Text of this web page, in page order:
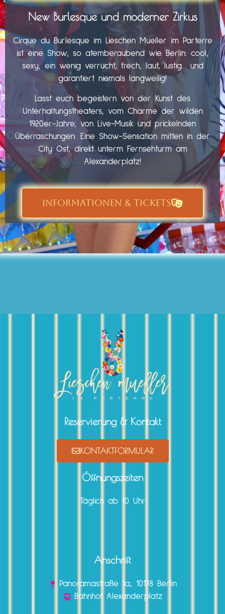
New Burlesque und moderner Zirkus
Cirque du Burlesque im Lieschen Mueller im Parterre
ist eine Show, so atemberaubend wie Berlin: cool,
sexy, ein wenig verrucht, frech, laut, lustig… und
garantiert niemals langweilig!
Lasst euch begeistern von der Kunst des
Unterhaltungstheaters, vom Charme der wilden
1920er-Jahre, von Live-Musik und prickelnden
Überraschungen. Eine Show-Sensation mitten in der
City Ost, direkt unterm Fernsehturm am
Alexanderplatz!
INFORMATIONEN & TICKETS
Reservierung & Kontakt
KONTAKTFORMULAR
Öffnungszeiten
Täglich ab 10 Uhr
Anschrift
Panoramastraße 1a, 10178 Berlin
Bahnhof Alexanderplatz